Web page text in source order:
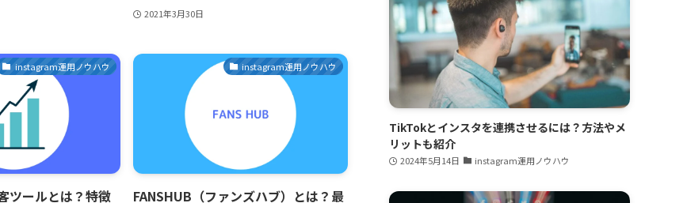
2021年3月30日
instagram運用ノウハウ
ールとは？特徴
instagram運用ノウハウ
FANSHUB（ファンズハブ）とは？最
TikTokとインスタを連携させるには？方法やメ
リットも紹介
2024年5月14日 instagram運用ノウハウ